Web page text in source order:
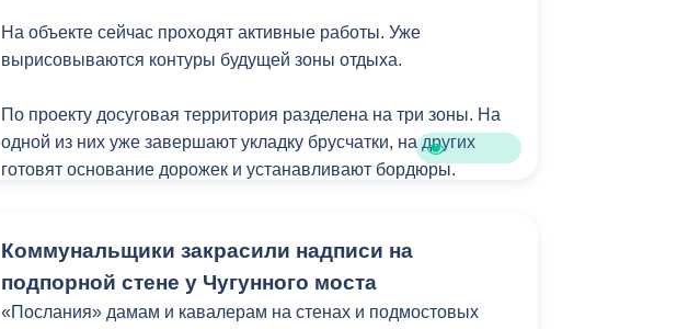
предмет выявления незаконной торговли бахчевыми
культурами.
На ул. Ардонской, 63 и 93, пр. Коста, 25 «А», ул. Горького, 98,
ул. Ардонской, 93 выявлены информационные материалы,
установленные без разрешительной документации.
На объекте сейчас проходят активные работы. Уже
вырисовываются контуры будущей зоны отдыха.
По проекту досуговая территория разделена на три зоны. На
одной из них уже завершают укладку брусчатки, на других
готовят основание дорожек и устанавливают бордюры.
дорожках предусмотрены плавные спуски для удобства
людей с ОВЗ и мам с колясками. Также на аллее появятся
лавочки и урны.
Коммунальщики закрасили надписи на
подпорной стене у Чугунного моста
«Послания» дамам и кавалерам на стенах и подмостовых